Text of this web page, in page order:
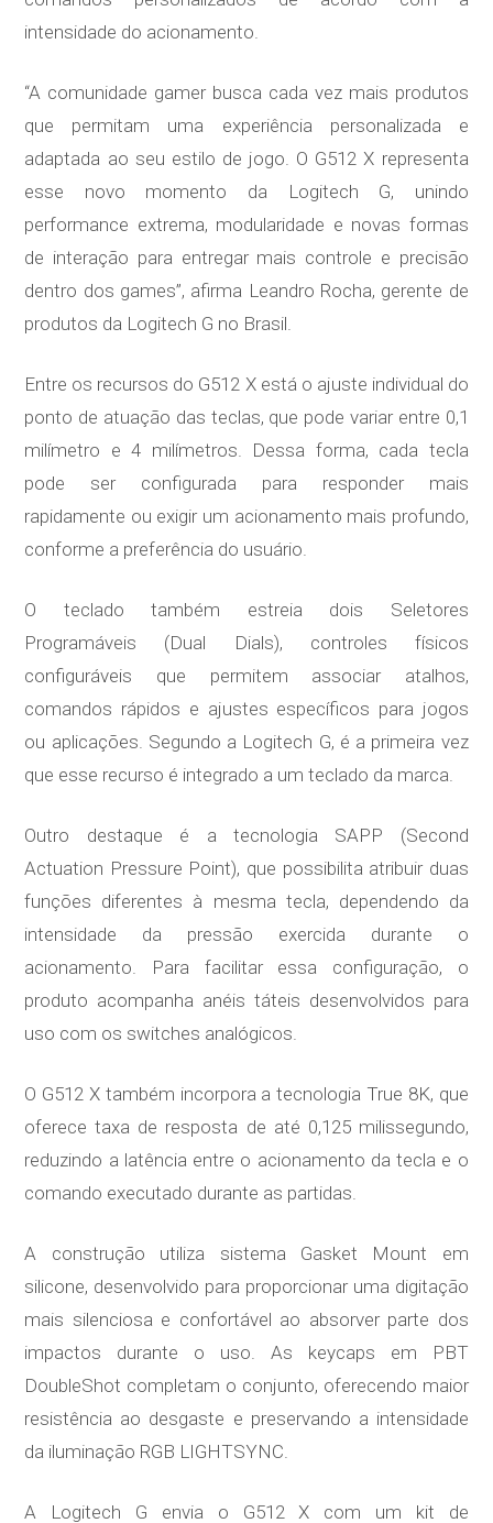
intensidade do acionamento.
“A comunidade gamer busca cada vez mais produtos
que permitam uma experiência personalizada e
adaptada ao seu estilo de jogo. O G512 X representa
esse novo momento da Logitech G, unindo
performance extrema, modularidade e novas formas
de interação para entregar mais controle e precisão
dentro dos games”, afirma Leandro Rocha, gerente de
produtos da Logitech G no Brasil.
Entre os recursos do G512 X está o ajuste individual do
ponto de atuação das teclas, que pode variar entre 0,1
milímetro e 4 milímetros. Dessa forma, cada tecla
pode ser configurada para responder mais
rapidamente ou exigir um acionamento mais profundo,
conforme a preferência do usuário.
O teclado também estreia dois Seletores
Programáveis (Dual Dials), controles físicos
configuráveis que permitem associar atalhos,
comandos rápidos e ajustes específicos para jogos
ou aplicações. Segundo a Logitech G, é a primeira vez
que esse recurso é integrado a um teclado da marca.
Outro destaque é a tecnologia SAPP (Second
Actuation Pressure Point), que possibilita atribuir duas
funções diferentes à mesma tecla, dependendo da
intensidade da pressão exercida durante o
acionamento. Para facilitar essa configuração, o
produto acompanha anéis táteis desenvolvidos para
uso com os switches analógicos.
O G512 X também incorpora a tecnologia True 8K, que
oferece taxa de resposta de até 0,125 milissegundo,
reduzindo a latência entre o acionamento da tecla e o
comando executado durante as partidas.
A construção utiliza sistema Gasket Mount em
silicone, desenvolvido para proporcionar uma digitação
mais silenciosa e confortável ao absorver parte dos
impactos durante o uso. As keycaps em PBT
DoubleShot completam o conjunto, oferecendo maior
resistência ao desgaste e preservando a intensidade
da iluminação RGB LIGHTSYNC.
A Logitech G envia o G512 X com um kit de